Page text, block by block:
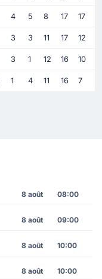
4 5 8 17 17
3 3 11 17 12
3 1 12 16 10
1 4 11 16 7
8 août 08:00
8 août 09:00
8 août 10:00
8 août 10:00